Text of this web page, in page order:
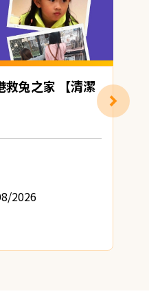
家 【清潔
2026